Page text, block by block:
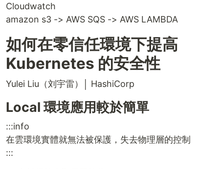
Cloudwatch
amazon s3 -> AWS SQS -> AWS LAMBDA
如何在零信任環境下提高
Kubernetes 的安全性
Yulei Liu（刘宇雷）│ HashiCorp
Local 環境應用較於簡單
:::info
在雲環境實體就無法被保護，失去物理層的控制
:::